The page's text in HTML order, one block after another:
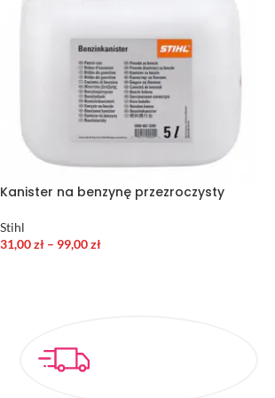
Kanister na benzynę przezroczysty
Stihl
31,00zł – 99,00zł